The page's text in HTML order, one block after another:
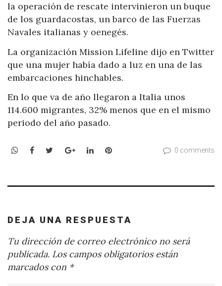
la operación de rescate intervinieron un buque
de los guardacostas, un barco de las Fuerzas
Navales italianas y oenegés.
La organización Mission Lifeline dijo en Twitter
que una mujer había dado a luz en una de las
embarcaciones hinchables.
En lo que va de año llegaron a Italia unos
114.600 migrantes, 32% menos que en el mismo
periodo del año pasado.
WhatsApp
Facebook
TwitterGoogle+LinkedInPinterest 0 comments
DEJA UNA RESPUESTA
Tu dirección de correo electrónico no será
publicada. Los campos obligatorios están
marcados con *